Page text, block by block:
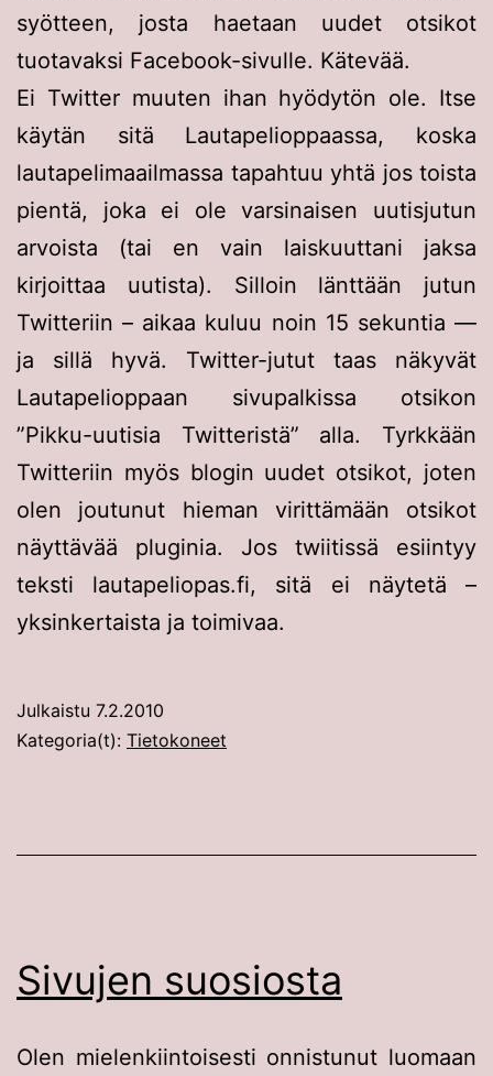
syötteen, josta haetaan uudet otsikot
tuotavaksi Facebook-sivulle. Kätevää.
Ei Twitter muuten ihan hyödytön ole. Itse
käytän sitä Lautapelioppaassa, koska
lautapelimaailmassa tapahtuu yhtä jos toista
pientä, joka ei ole varsinaisen uutisjutun
arvoista (tai en vain laiskuuttani jaksa
kirjoittaa uutista). Silloin länttään jutun
Twitteriin – aikaa kuluu noin 15 sekuntia —
ja sillä hyvä. Twitter-jutut taas näkyvät
Lautapelioppaan sivupalkissa otsikon
”Pikku-uutisia Twitteristä” alla. Tyrkkään
Twitteriin myös blogin uudet otsikot, joten
olen joutunut hieman virittämään otsikot
näyttävää pluginia. Jos twiitissä esiintyy
teksti lautapeliopas.fi, sitä ei näytetä –
yksinkertaista ja toimivaa.
Julkaistu 7.2.2010
Kategoria(t): Tietokoneet
Sivujen suosiosta
Olen mielenkiintoisesti onnistunut luomaan